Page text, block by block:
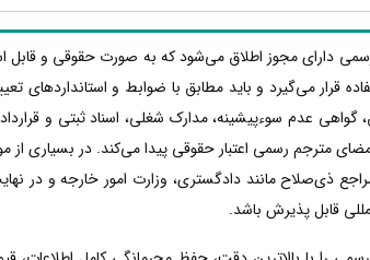
دارای مجوز اطلاق می‌شود که به صورت حقوقی و قابل
قرار می‌گیرد و باید مطابق با ضوابط و استانداردهای
گواهی عدم سوءپیشینه، مدارک شغلی، اسناد ثبتی و
مترجم رسمی اعتبار حقوقی پیدا می‌کند. در بسیاری از
ذی‌صلاح مانند دادگستری، وزارت امور خارجه و در
قابل پذیرش باشد.